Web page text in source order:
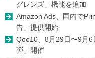
グレンズ」機能を追加
Amazon Ads、国内で
告」提供開始
Qoo10、8月29日〜9月
弾」開催